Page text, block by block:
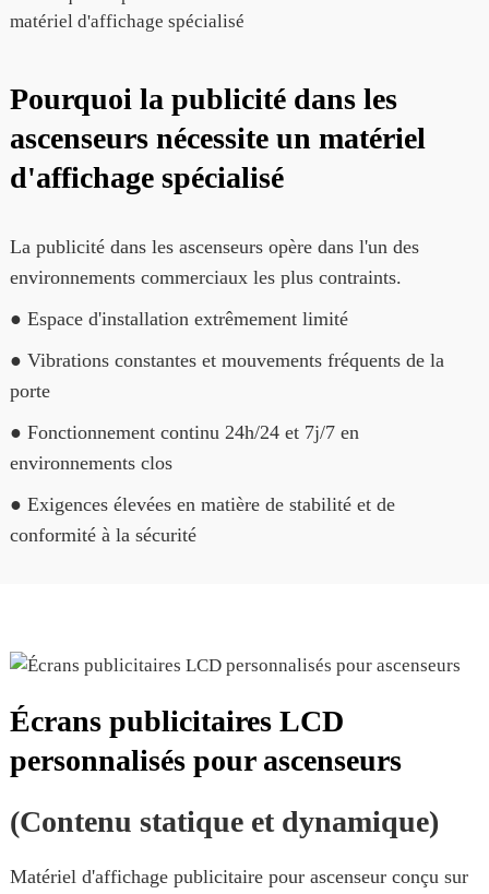
Pourquoi la publicité dans les
ascenseurs nécessite un matériel
d'affichage spécialisé
La publicité dans les ascenseurs opère dans l'un des
environnements commerciaux les plus contraints.
● Espace d'installation extrêmement limité
● Vibrations constantes et mouvements fréquents de la
porte
● Fonctionnement continu 24h/24 et 7j/7 en
environnements clos
● Exigences élevées en matière de stabilité et de
conformité à la sécurité
Écrans publicitaires LCD
personnalisés pour ascenseurs
(Contenu statique et dynamique)
Matériel d'affichage publicitaire pour ascenseur conçu sur